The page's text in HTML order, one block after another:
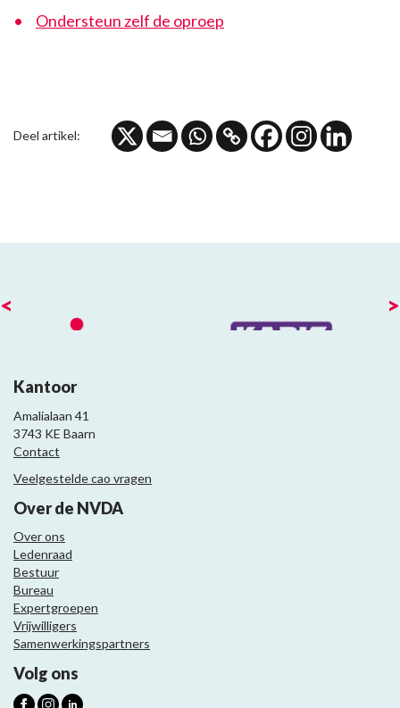
Ondersteun zelf de oproep
Deel artikel:
< >
Kantoor
Amalialaan 41
3743 KE Baarn
Contact
Veelgestelde cao vragen
Over de NVDA
Over ons
Ledenraad
Bestuur
Bureau
Expertgroepen
Vrijwilligers
Samenwerkingspartners
Volg ons